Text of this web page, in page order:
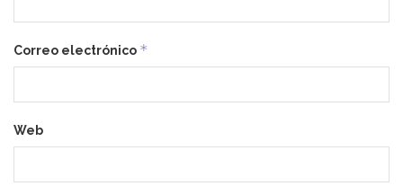
Correo electrónico *
Web